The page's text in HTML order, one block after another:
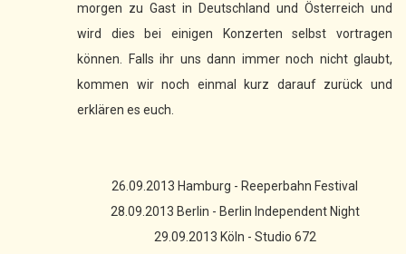
morgen zu Gast in Deutschland und Österreich und
wird dies bei einigen Konzerten selbst vortragen
können. Falls ihr uns dann immer noch nicht glaubt,
kommen wir noch einmal kurz darauf zurück und
erklären es euch.
26.09.2013 Hamburg - Reeperbahn Festival
28.09.2013 Berlin - Berlin Independent Night
29.09.2013 Köln - Studio 672